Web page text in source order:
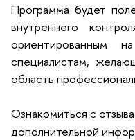
Программа будет
внутреннего
ориентированным
специалистам,
область
Ознакомиться с
дополнительной